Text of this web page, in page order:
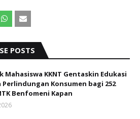
POSTS
Mahasiswa KKNT Gentaskin Edukasi
Perlindungan Konsumen bagi 252
Benfomeni Kapan